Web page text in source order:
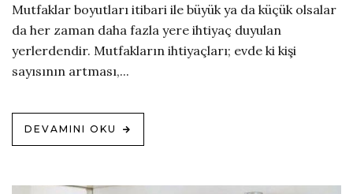
Mutfaklar boyutları itibari ile büyük ya da küçük olsalar
da her zaman daha fazla yere ihtiyaç duyulan
yerlerdendir. Mutfakların ihtiyaçları; evde ki kişi
sayısının artması,...
DEVAMINI OKU